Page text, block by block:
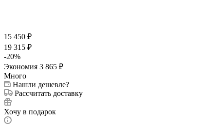
15 450 ₽
19 315 ₽
-20%
Экономия 3 865 ₽
Много
Нашли дешевле?
Рассчитать доставку
Хочу в подарок